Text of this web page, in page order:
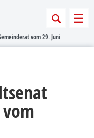
vom 29. Juni